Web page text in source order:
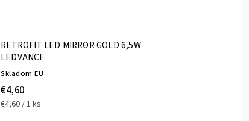
RETROFIT LED MIRROR GOLD 6,5W
LEDVANCE
Skladom EU
€4,60
€4,60 / 1 ks